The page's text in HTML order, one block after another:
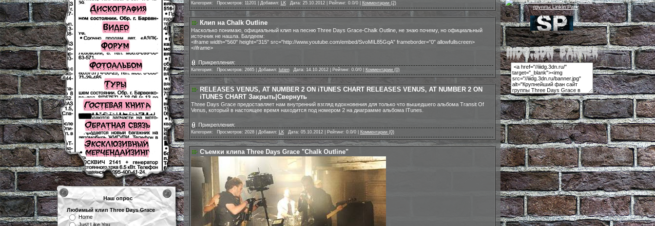
Наш опрос
Любимый клип Three Days Grace
Home
Just Like You
Категория: Просмотров: 11201 | Добавил: LK| Дата: 25.10.2012 | Рейтинг: 0.0/0 | Комментарии (2)
Клип на Chalk Outline
Насколько понимаю, официальный клип на песню Three Days Grace-Chalk Outline, не знаю почему, но официальный
источник не нашла. Балдеем:
<iframe width="560" height="315" src="http://www.youtube.com/embed/SvoMIL85GqA" frameborder="0" allowfullscreen>
</iframe>
Прикрепления:
Категория: Просмотров: 2665 | Добавил: lutien| Дата: 14.10.2012 | Рейтинг: 0.0/0 | Комментарии (0)
RELEASES VENUS, AT NUMBER 2 ON iTUNES CHART RELEASES VENUS, AT NUMBER 2 ON
iTUNES CHART Закрыть|Свернуть
Three Days Grace предоставляет нам внутренний взгляд вдохновения для только что вышедшего альбома Transit Of
Venus, который в настоящее время находится под номером 2 на диаграмме альбома ITunes.
Прикрепления:
Категория: Просмотров: 2028 | Добавил: LK| Дата: 05.10.2012 | Рейтинг: 0.0/0 | Комментарии (0)
Съемки клипа Three Days Grace "Chalk Outline"